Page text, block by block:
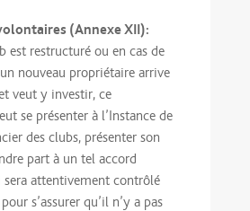
(Annexe XII):
est restructuré ou en cas de
nouveau propriétaire arrive
veut y investir, ce
se présenter à l’Instance de
des clubs, présenter son
part à un tel accord
attentivement contrôlé
s’assurer qu’il n’y a pas